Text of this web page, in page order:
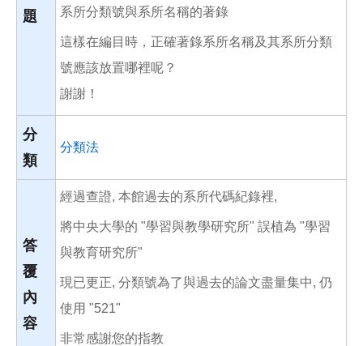
題
系所分類號與系所名稱的著錄
這樣在編目時，正確著錄系所名稱及其系所分類
號應該放置哪裡呢？
謝謝！
分
類
分類法
答
覆
內
容
經過查證, 本館過去的系所代碼紀錄裡,
將中央大學的 "學習與教學研究所" 誤植為 "學習
與教育研究所"
現已更正, 分類號為了與過去的論文盡量集中, 仍
使用 "521"
非常感謝您的指教